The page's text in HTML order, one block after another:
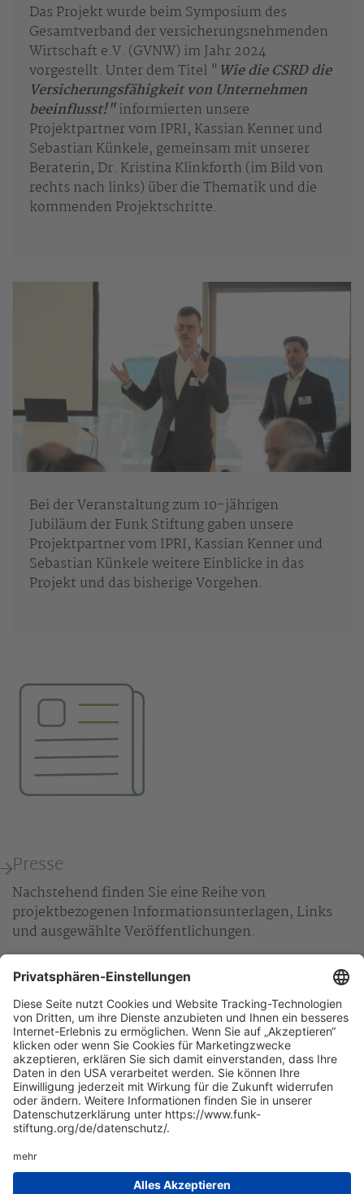
Das Projekt wurde beim Symposium des
Gesamtverband der versicherungsnehmenden
Wirtschaft e.V. (GVNW) im Jahr 2024
vorgestellt. Unter dem Titel " Wie die CSRD die
Versicherungsfähigkeit von Unternehmen
beeinflusst!"informierten unsere
Projektpartner vom IPRI, Kassian Kenner und
Sebastian Künkele, gemeinsam mit unserer
Beraterin, Dr. Kristina Klinkforth (im Bild von
rechts nach links) über die Thematik und die
kommenden Projektschritte.
Bei der Veranstaltung zum 10-jährigen
Jubiläum der Funk Stiftung gaben unsere
Projektpartner vom IPRI, Kassian Kenner und
Sebastian Künkele weitere Einblicke in das
Projekt und das bisherige Vorgehen.
Presse
Nachstehend finden Sie eine Reihe von
projektbezogenen Informationsunterlagen, Links
und ausgewählte Veröffentlichungen.
Pressemitteilung vom 12.05.2026
Infoblatt zum Projekt
Website unserer Projektpartner
Zum Download der Studie
+49 40 35914-900
Funk Stiftung, Valentinskamp 18, 20354 Hamburg
info(at)funk-stiftung.org